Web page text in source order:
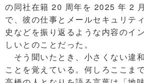
の同社在籍 20 周年を 2025 年 2
で、彼の仕事とメールセキュリテ
史などを振り返るような内容のイ
しいとのことだった。
そう聞いたとき、小さくない違
ことを覚えている。何しろここま